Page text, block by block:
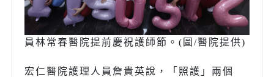
員林常春醫院提前慶祝護師節。(圖/醫院提供)
宏仁醫院護理人員詹貴英說，「照護」兩個